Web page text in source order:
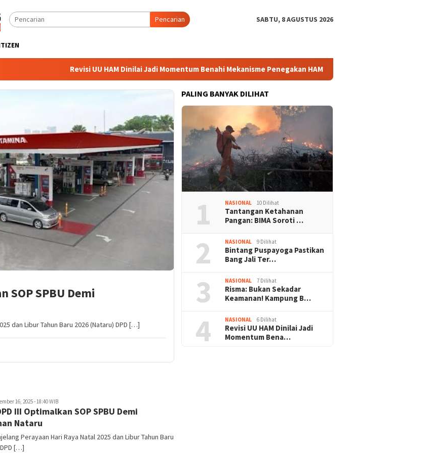
Pencarian SABTU, 8 AGUSTUS 2026
Revisi UU HAM Dinilai Jadi Momentum Benahi Mekanisme Penegakan HAM
SOP SPBU Demi
dan Libur Tahun Baru 2026 (Nataru) DPD […]
16, 2025 - 18:40 WIB
III Optimalkan SOP SPBU Demi
Nataru
Perayaan Hari Raya Natal 2025 dan Libur Tahun Baru
[…]
PALING BANYAK DILIHAT
1 NASIONAL 10 Dilihat
Tantangan Ketahanan
Pangan: BIMA Soroti …
2 NASIONAL 9 Dilihat
Bintang Puspayoga Pastikan
Bang Jali Ter…
3 NASIONAL 7 Dilihat
Risma: Bukan Sekadar
Keamanan! Kampung B…
4 NASIONAL 6 Dilihat
Revisi UU HAM Dinilai Jadi
Momentum Bena…